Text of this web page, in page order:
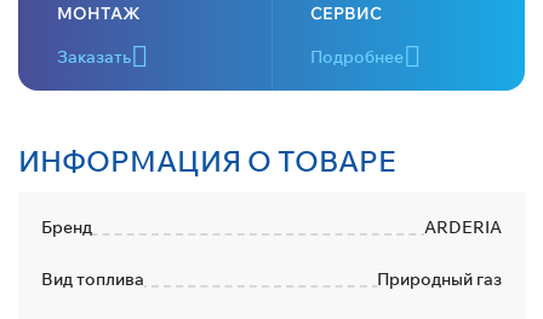
МОНТАЖ
Заказать
СЕРВИС
Подробнее
ИНФОРМАЦИЯ О ТОВАРЕ
Бренд ARDERIA
Вид топлива Природный газ